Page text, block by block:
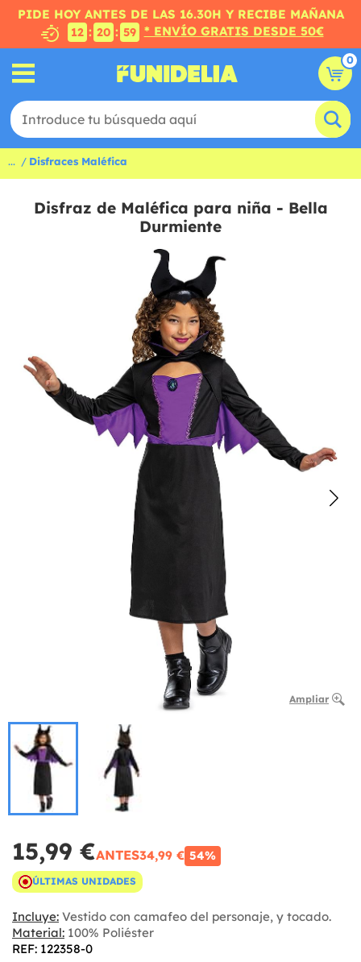
PIDE HOY ANTES DE LAS 16.30H Y RECIBE MAÑANA
12 : 20 : 58 * ENVÍO GRATIS DESDE 50€
0
... Disfraces Maléfica
Disfraz de Maléfica para niña - Bella
Durmiente
Ampliar
15,99 €ANTES34,99 € 54%
ÚLTIMAS UNIDADES
Incluye: Vestido con camafeo del personaje, y tocado.
Material: 100% Poliéster
REF: 122358-0